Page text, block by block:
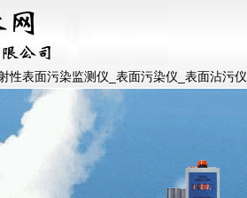
性表面污染监测仪_表面污染仪_表面沾污仪